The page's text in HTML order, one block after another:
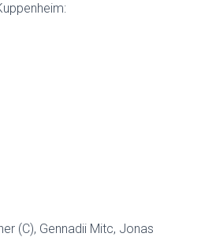
(C), Gennadii Mitc, Jonas